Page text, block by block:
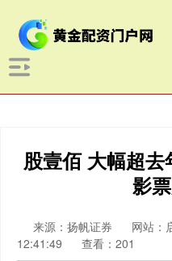
股壹佰 大幅超
影
来源：扬帆证券 网站：
12:41:49
查看：201